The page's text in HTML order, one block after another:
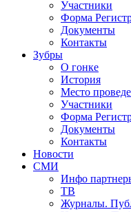
Участники
Форма
Документы
Контакты
Зубры
О гонке
История
Место
Участники
Форма
Документы
Контакты
Новости
СМИ
Инфо
ТВ
Журналы.